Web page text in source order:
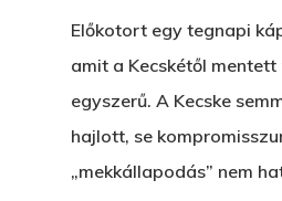
Előkotort egy tegnapi
amit a Kecskétől
egyszerű. A Kecske
hajlott, se
„mekkállapodás” nem